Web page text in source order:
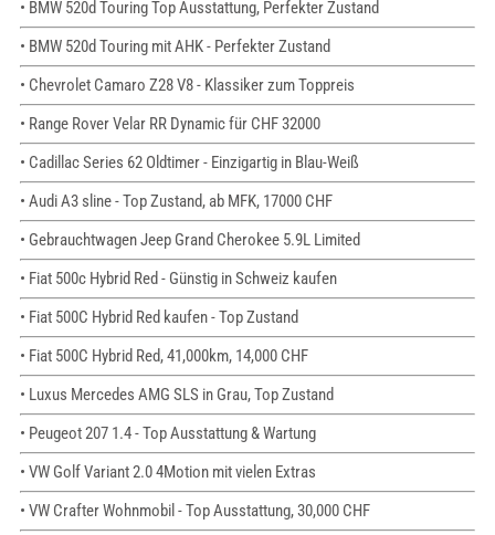
• BMW 520d Touring Top Ausstattung, Perfekter Zustand
• BMW 520d Touring mit AHK - Perfekter Zustand
• Chevrolet Camaro Z28 V8 - Klassiker zum Toppreis
• Range Rover Velar RR Dynamic für CHF 32000
• Cadillac Series 62 Oldtimer - Einzigartig in Blau-Weiß
• Audi A3 sline - Top Zustand, ab MFK, 17000 CHF
• Gebrauchtwagen Jeep Grand Cherokee 5.9L Limited
• Fiat 500c Hybrid Red - Günstig in Schweiz kaufen
• Fiat 500C Hybrid Red kaufen - Top Zustand
• Fiat 500C Hybrid Red, 41,000km, 14,000 CHF
• Luxus Mercedes AMG SLS in Grau, Top Zustand
• Peugeot 207 1.4 - Top Ausstattung & Wartung
• VW Golf Variant 2.0 4Motion mit vielen Extras
• VW Crafter Wohnmobil - Top Ausstattung, 30,000 CHF